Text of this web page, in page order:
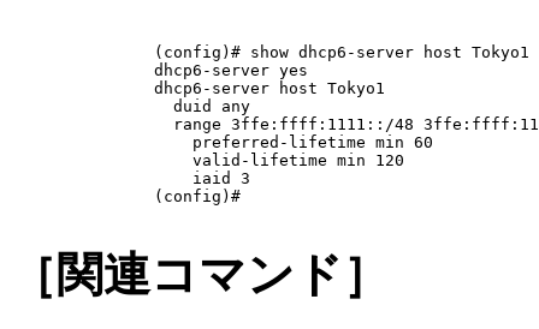
(config)# show dhcp6-server host Tokyo1
dhcp6-server yes
dhcp6-server host Tokyo1
  duid any
range 3ffe:ffff:1111::/48
    preferred-lifetime min 60
    valid-lifetime min 120
    iaid 3
(config)#
［関連コマンド］